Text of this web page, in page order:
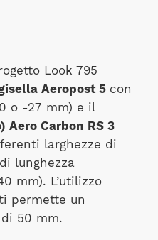
Look 795
Aeropost 5 con
o -27 mm) e il
Carbon RS 3
larghezze di
lunghezza
mm). L’utilizzo
permette un
50 mm.